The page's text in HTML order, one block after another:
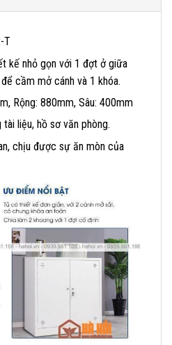
T
kế nhỏ gọn với 1 đợt ở giữa
cầm mở cánh và 1 khóa.
Rộng: 880mm, Sâu: 400mm
liệu, hồ sơ văn phòng.
chịu được sự ăn mòn của